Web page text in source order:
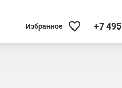
Избранное +7 495